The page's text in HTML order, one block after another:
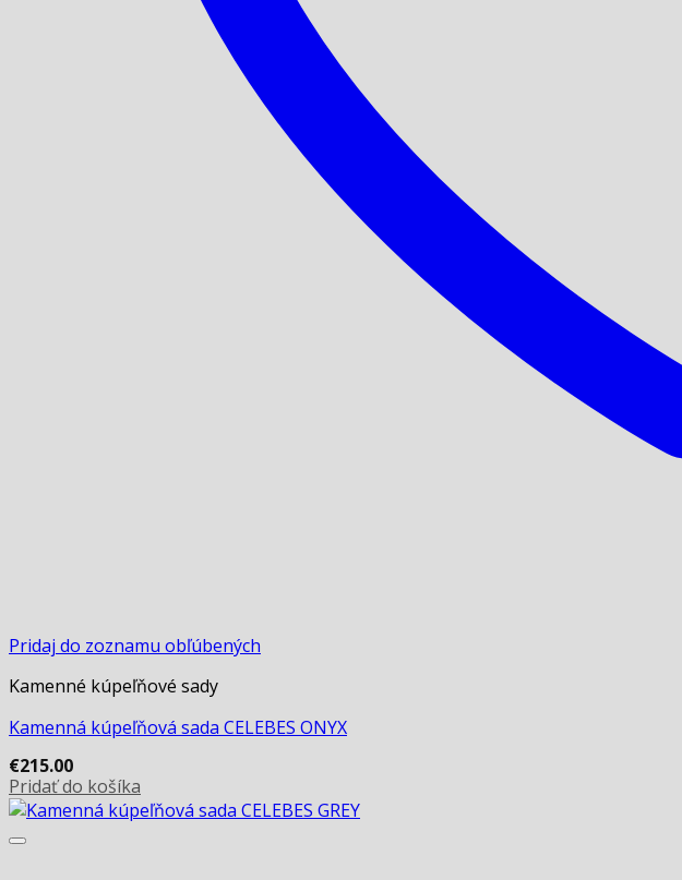
Pridaj do zoznamu obľúbených
Kamenné kúpeľňové sady
Kamenná kúpeľňová sada CELEBES ONYX
€215.00
Pridať do košíka